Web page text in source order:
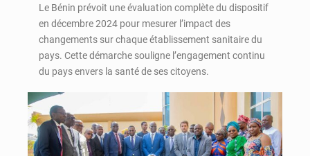
Le Bénin prévoit une évaluation complète du dispositif
en décembre 2024 pour mesurer l’impact des
changements sur chaque établissement sanitaire du
pays. Cette démarche souligne l’engagement continu
du pays envers la santé de ses citoyens.